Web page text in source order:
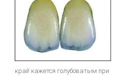
край кажется голубоватым при